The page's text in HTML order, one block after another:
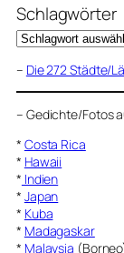
Schlagwörter
– Die 272 Städte/
– Gedichte/Fotos
* Costa Rica
* Hawaii
* Indien
* Japan
* Kuba
* Madagaskar
* Malaysia